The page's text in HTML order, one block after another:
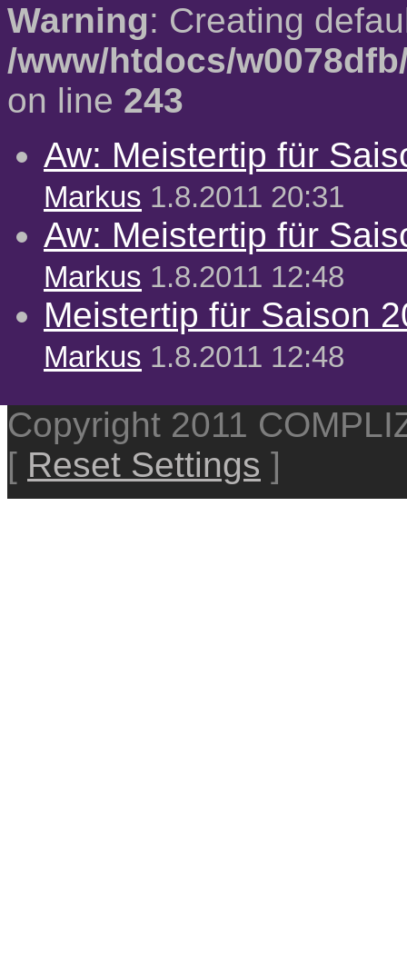
Warning: Creating
/www/htdocs/
on line 243
Aw: Meistertip für
Markus 1.8.2011 20:31
Aw: Meistertip für
Markus 1.8.2011 12:48
Meistertip für Saison
Markus 1.8.2011 12:48
Copyright 2011
[ Reset Settings ]